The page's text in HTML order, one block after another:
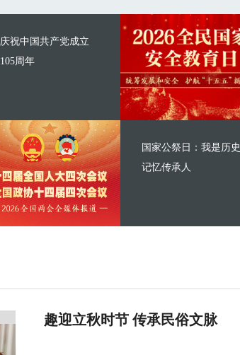
庆祝中国共产党成立
105周年
国家公祭日：我是历史
记忆传承人
趣迎立秋时节 传承民俗文脉